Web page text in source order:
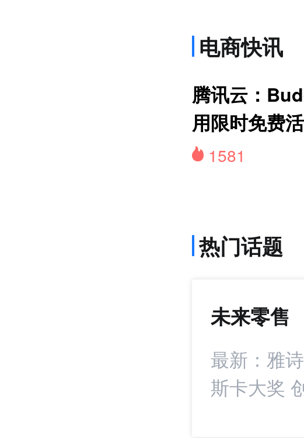
电商快讯
腾讯云：
用限时免费
1581
热门话题
未来零售
最新：雅
斯卡大奖